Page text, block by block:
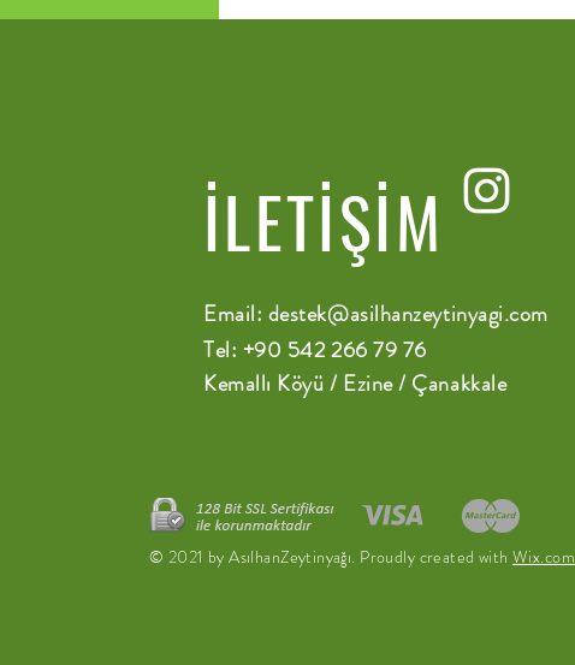
İLETİŞİM
Email: destek@asilhanzeytinyagi.com
Tel: +90 542 266 79 76
Kemallı Köyü / Ezine / Çanakkale
© 2021 by AsılhanZeytinyağı. Proudly created with Wix.com